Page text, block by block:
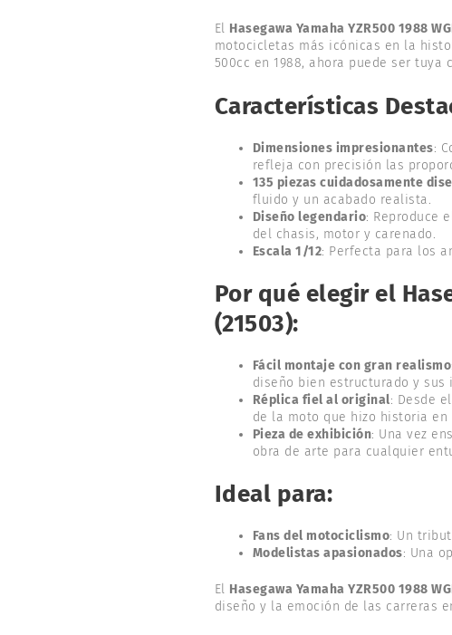
El Hasegawa Yamaha YZR500 1988
motocicletas más icónicas en la
500cc en 1988, ahora puede ser
Características
Dimensiones impresionantes:
refleja con precisión las
135 piezas cuidadosamente
fluido y un acabado realista.
Diseño legendario: Reproduce
del chasis, motor y carenado.
Escala 1/12: Perfecta para los
Por qué elegir el
(21503):
Fácil montaje con gran realismo
diseño bien estructurado y sus
Réplica fiel al original: Desde
de la moto que hizo historia en
Pieza de exhibición: Una vez
obra de arte para cualquier
Ideal para:
Fans del motociclismo: Un
Modelistas apasionados: Una
El Hasegawa Yamaha YZR500 1988
diseño y la emoción de las carreras